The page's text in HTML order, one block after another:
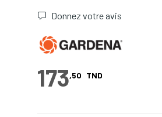
Donnez votre avis
173,50 TND